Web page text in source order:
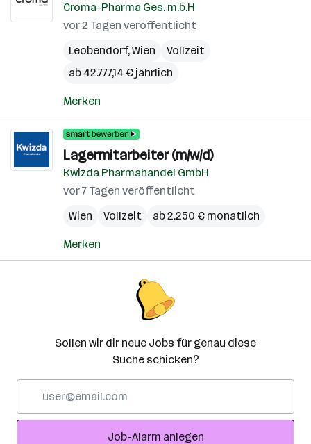
Croma-Pharma Ges. m.b.H
vor 2 Tagen veröffentlicht
Leobendorf,Wien
Vollzeit
ab 42.777,14 € jährlich
Merken
Lagermitarbeiter (m/w/d)
Kwizda Pharmahandel GmbH
vor 7 Tagen veröffentlicht
Wien
Vollzeit ab 2.250 € monatlich
Merken
Sollen wir dir neue Jobs für genau diese
Suche schicken?
Adresse
Job-Alarm anlegen